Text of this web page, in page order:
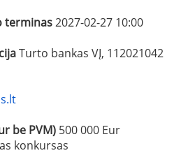
terminas2027-02-27 10:00
Turto bankas VĮ, 112021042
be PVM) 500 000 Eur
konkursas